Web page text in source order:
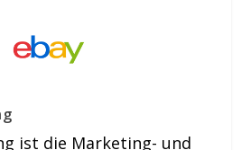
ist die Marketing- und